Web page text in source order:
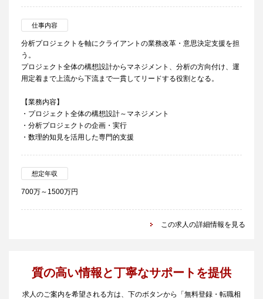
仕事内容
分析プロジェクトを軸にクライアントの業務改革・意思決定支援を担
う。
プロジェクト全体の構想設計からマネジメント、分析の方向付け、運
用定着まで上流から下流まで一貫してリードする役割となる。
【業務内容】
・プロジェクト全体の構想設計～マネジメント
・分析プロジェクトの企画・実行
・数理的知見を活用した専門的支援
想定年収
700万～1500万円
この求人の詳細情報を見る
質の高い情報と丁寧なサポートを提供
求人のご案内を希望される方は、下のボタンから「無料登録・転職相